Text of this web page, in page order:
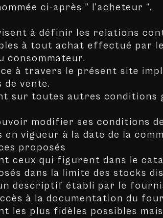
ci-après ” l’acheteur “.
à définir les relations
à tout achat effectué par
consommateur.
à travers le présent site
de vente.
sur toutes autres conditions
modifier ses conditions
vigueur à la date de la
proposés
ceux qui figurent dans le
dans la limite des stocks
descriptif établi par le
à la documentation du
les plus fidèles possibles